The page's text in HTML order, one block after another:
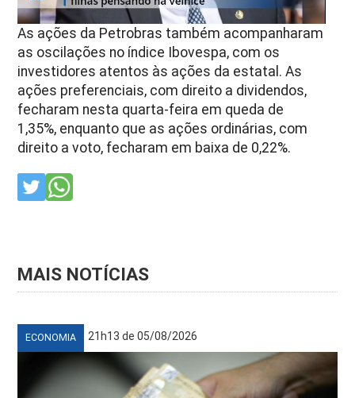
As ações da Petrobras também acompanharam
as oscilações no índice Ibovespa, com os
investidores atentos às ações da estatal. As
ações preferenciais, com direito a dividendos,
fecharam nesta quarta-feira em queda de
1,35%, enquanto que as ações ordinárias, com
direito a voto, fecharam em baixa de 0,22%.
MAIS NOTÍCIAS
ECONOMIA 21h13 de 05/08/2026